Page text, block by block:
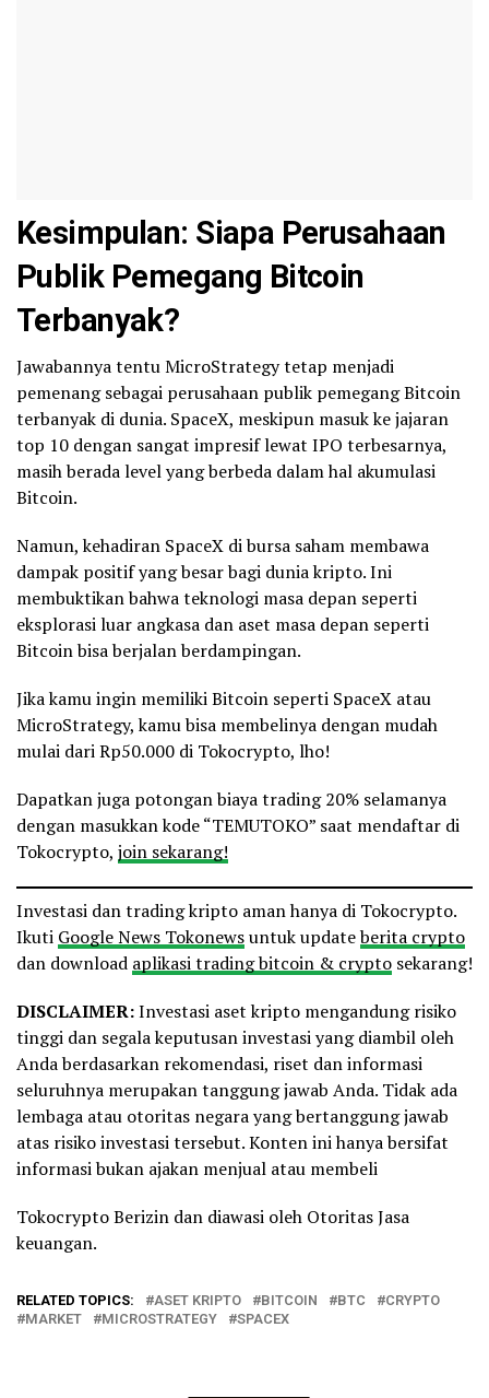
Kesimpulan: Siapa Perusahaan
Publik Pemegang Bitcoin
Terbanyak?
Jawabannya tentu MicroStrategy tetap menjadi
pemenang sebagai perusahaan publik pemegang Bitcoin
terbanyak di dunia. SpaceX, meskipun masuk ke jajaran
top 10 dengan sangat impresif lewat IPO terbesarnya,
masih berada level yang berbeda dalam hal akumulasi
Bitcoin.
Namun, kehadiran SpaceX di bursa saham membawa
dampak positif yang besar bagi dunia kripto. Ini
membuktikan bahwa teknologi masa depan seperti
eksplorasi luar angkasa dan aset masa depan seperti
Bitcoin bisa berjalan berdampingan.
Jika kamu ingin memiliki Bitcoin seperti SpaceX atau
MicroStrategy, kamu bisa membelinya dengan mudah
mulai dari Rp50.000 di Tokocrypto, lho!
Dapatkan juga potongan biaya trading 20% selamanya
dengan masukkan kode “TEMUTOKO” saat mendaftar di
Tokocrypto, join sekarang!
Investasi dan trading kripto aman hanya di Tokocrypto.
Ikuti Google News Tokonewsuntuk updateberita crypto
dan download aplikasi trading bitcoin & crypto sekarang!
DISCLAIMER:Investasi aset kripto mengandung risiko
tinggi dan segala keputusan investasi yang diambil oleh
Anda berdasarkan rekomendasi, riset dan informasi
seluruhnya merupakan tanggung jawab Anda. Tidak ada
lembaga atau otoritas negara yang bertanggung jawab
atas risiko investasi tersebut. Konten ini hanya bersifat
informasi bukan ajakan menjual atau membeli
Tokocrypto Berizin dan diawasi oleh Otoritas Jasa
keuangan.
RELATED TOPICS: ASET KRIPTO BITCOIN BTC
CRYPTO
MARKET
MICROSTRATEGY SPACEX